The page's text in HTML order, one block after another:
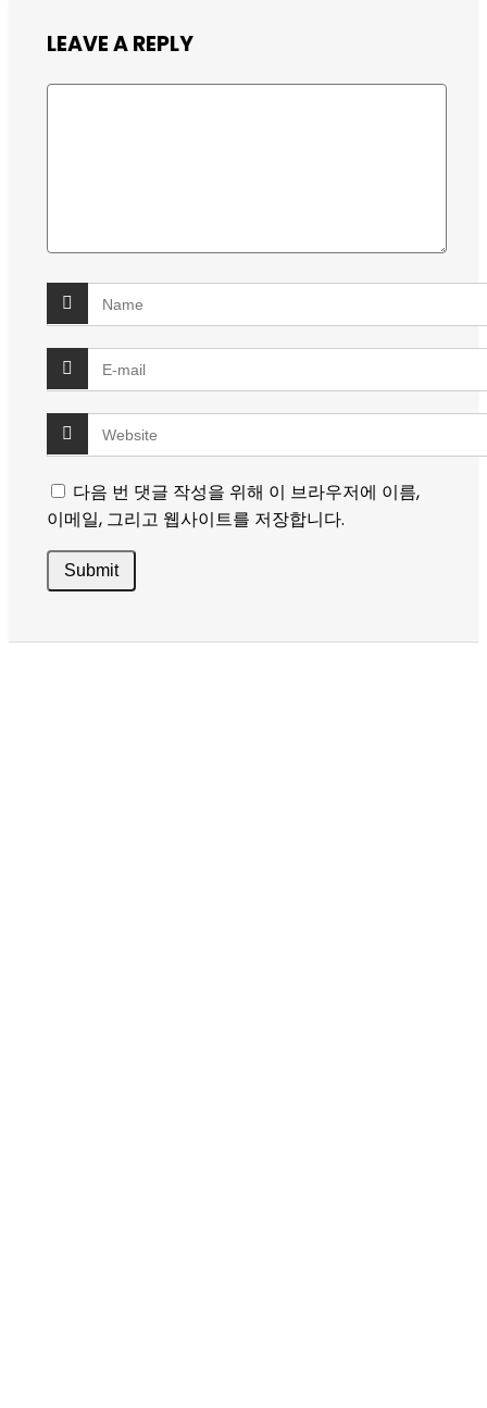
LEAVE A REPLY
다음 번 댓글 작성을 위해 이 브라우저에 이름,
이메일, 그리고 웹사이트를 저장합니다.